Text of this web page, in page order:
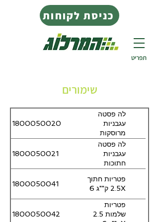
תפריט
כניסת לקוחות
שימורים
1800050020
לה פסטה
עגבניות
מרוסקות
פולפה
2.55ק""ג 6X
1800050021
לה פסטה
עגבניות
חתוכות
1800050041
פטריות חתוך
2.5 ק""ג 6X
1800050042
פטריות
שלמות 2.5